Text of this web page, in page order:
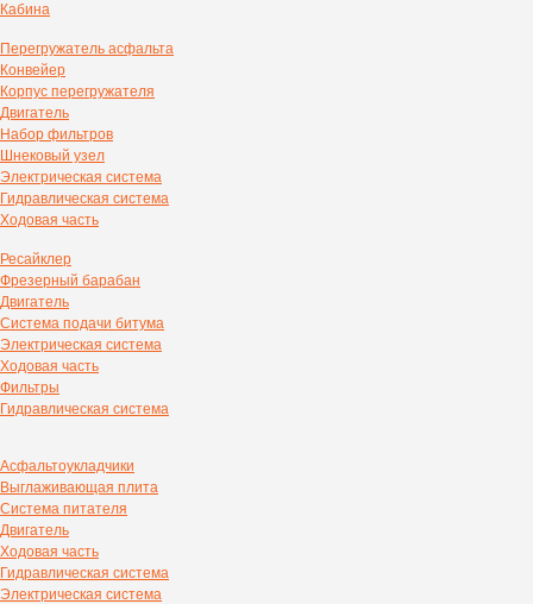
Кабина
Перегружатель асфальта
Конвейер
Корпус перегружателя
Двигатель
Набор фильтров
Шнековый узел
Электрическая система
Гидравлическая система
Ходовая часть
Ресайклер
Фрезерный барабан
Двигатель
Система подачи битума
Электрическая система
Ходовая часть
Фильтры
Гидравлическая система
Асфальтоукладчики
Выглаживающая плита
Система питателя
Двигатель
Ходовая часть
Гидравлическая система
Электрическая система